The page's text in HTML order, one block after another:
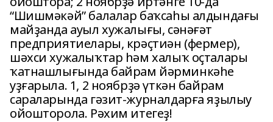
“Шишмәкәй” балалар баҡсаһы алдындағы
майҙанда ауыл хужалығы, сәнәғәт
предприятиелары, крәҫтиән (фермер),
шәхси хужалыҡтар һәм халыҡ оҫталары
ҡатнашлығында байрам йәрминкәһе
уҙғарыла. 1, 2 ноябрҙә үткән байрам
сараларында гәзит-журналдарға яҙылыу
ойошторола. Рәхим итегеҙ!